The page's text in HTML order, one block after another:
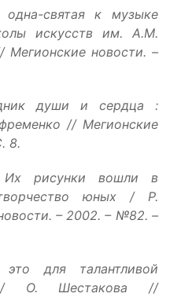
святая к музыке
искусств им. А.М.
новости. –
души и сердца :
// Мегионские
8.
Их рисунки вошли в
юных / Р.
– 2002. – №82. –
для талантливой
/ О. Шестакова //